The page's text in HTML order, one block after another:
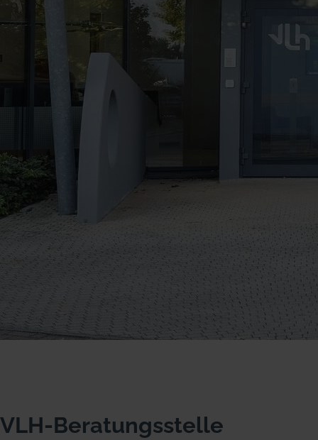
VLH-Beratungsstelle